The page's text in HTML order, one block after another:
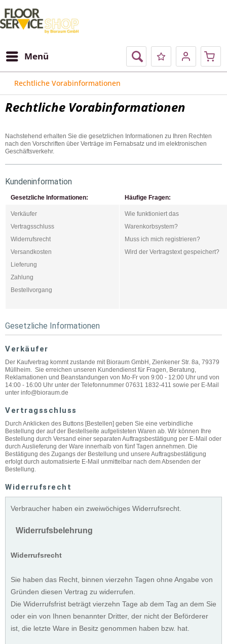
Menü
Rechtliche Vorabinformationen
Rechtliche Vorabinformationen
Nachstehend erhalten Sie die gesetzlichen Informationen zu Ihren Rechten
nach den Vorschriften über Verträge im Fernabsatz und im elektronischen
Geschäftsverkehr.
Kundeninformation
Gesetzliche Informationen: Häufige Fragen:
Verkäufer
Vertragsschluss
Widerrufsrecht
Versandkosten
Lieferung
Zahlung
Bestellvorgang
Wie funktioniert das
Warenkorbsystem?
Muss ich mich registrieren?
Wird der Vertragstext gespeichert?
Gesetzliche Informationen
Verkäufer
Der Kaufvertrag kommt zustande mit Bioraum GmbH, Zienkener Str. 8a, 79379
Müllheim. Sie erreichen unseren Kundendienst für Fragen, Beratung,
Reklamationen und Beanstandungen von Mo-Fr von 9:00 - 12:00 Uhr und von
14:00 - 16:00 Uhr unter der Telefonnummer 07631 1832-411 sowie per E-Mail
unter info@bioraum.de
Vertragsschluss
Durch Anklicken des Buttons [Bestellen] geben Sie eine verbindliche
Bestellung der auf der Bestellseite aufgelisteten Waren ab. Wir können Ihre
Bestellung durch Versand einer separaten Auftragsbestätigung per E-Mail oder
durch Auslieferung der Ware innerhalb von fünf Tagen annehmen. Die
Bestätigung des Zugangs der Bestellung und unsere Auftragsbestätigung
erfolgt durch automatisierte E-Mail unmittelbar nach dem Absenden der
Bestellung.
Widerrufsrecht
Verbraucher haben ein zweiwöchiges Widerrufsrecht.
Widerrufsbelehrung
Widerrufsrecht
Sie haben das Recht, binnen vierzehn Tagen ohne Angabe von
Gründen diesen Vertrag zu widerrufen.
Die Widerrufsfrist beträgt vierzehn Tage ab dem Tag an dem Sie
oder ein von Ihnen benannter Dritter, der nicht der Beförderer
ist, die letzte Ware in Besitz genommen haben bzw. hat.